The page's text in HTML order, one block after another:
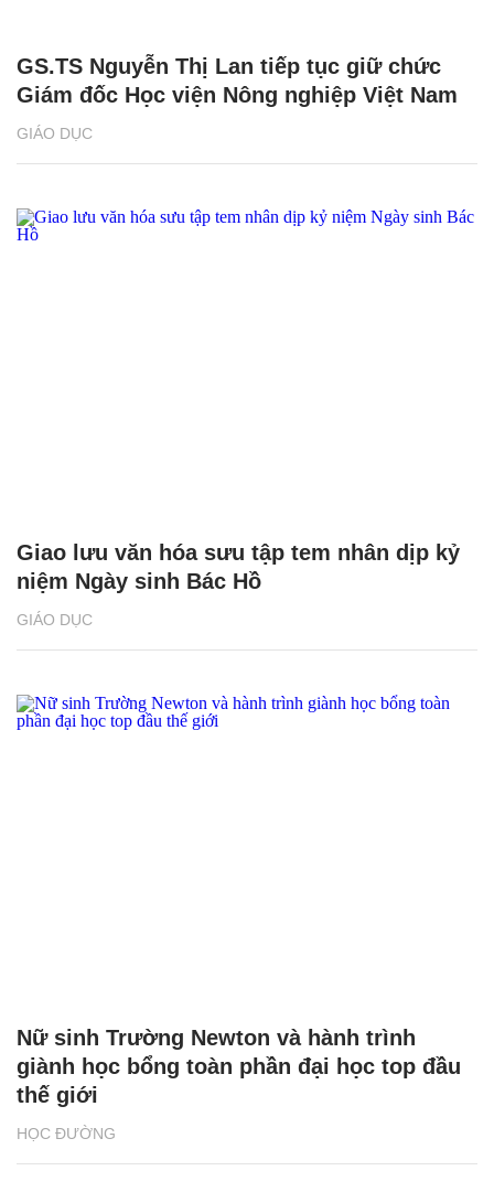
GIÁO DỤC
GS.TS Nguyễn Thị Lan tiếp tục giữ chức
Giám đốc Học viện Nông nghiệp Việt Nam
GIÁO DỤC
Giao lưu văn hóa sưu tập tem nhân dịp kỷ
niệm Ngày sinh Bác Hồ
HỌC ĐƯỜNG
Nữ sinh Trường Newton và hành trình
giành học bổng toàn phần đại học top đầu
thế giới